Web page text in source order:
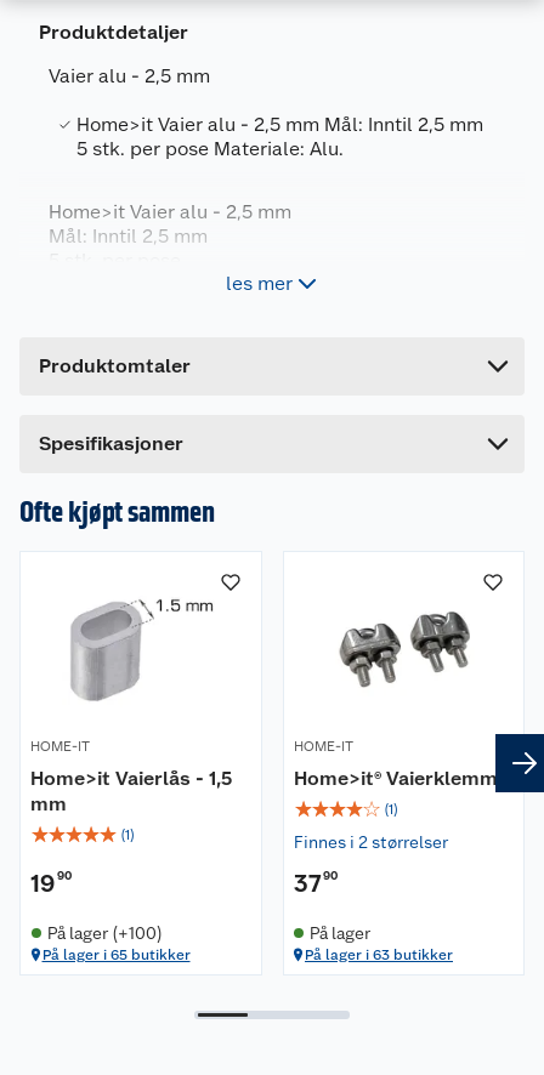
Produktdetaljer
Vaier alu - 2,5 mm
Home>it Vaier alu - 2,5 mm Mål: Inntil 2,5 mm
5 stk. per pose Materiale: Alu.
Home>it Vaier alu - 2,5 mm
Mål: Inntil 2,5 mm
les mer
Produktomtaler
Dette produktet har ikke fått noen omtale ennå.
en omtale.
Spesifikasjoner
Generelt
Leverandørens artikkelnummer
Ofte kjøpt sammen
HOME-IT
Home>it Vaierlås - 1,5
mm
☆☆☆☆☆ (1)
1990
På lager (+100)
På lager i 65 butikker
HOME-IT
Home>it® Vaierklemme
☆☆☆☆☆ (1)
Finnes i 2 størrelser
3790
På lager
På lager i 63 butikker